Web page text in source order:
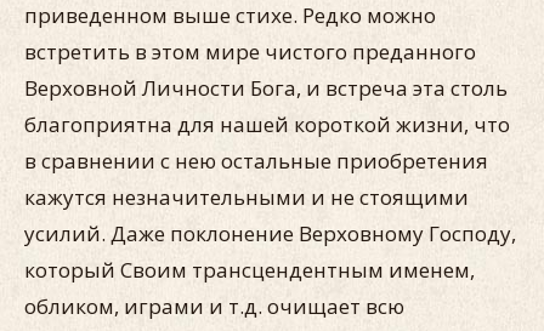
приведенном выше стихе. Редко можно
встретить в этом мире чистого преданного
Верховной Личности Бога, и встреча эта столь
благоприятна для нашей короткой жизни, что
в сравнении с нею остальные приобретения
кажутся незначительными и не стоящими
усилий. Даже поклонение Верховному Господу,
который Своим трансцендентным именем,
обликом, играми и т.д. очищает всю